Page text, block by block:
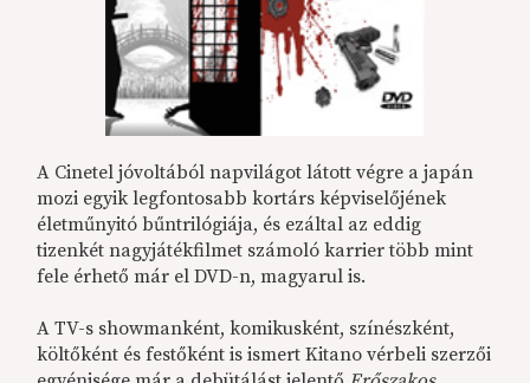
A Cinetel jóvoltából napvilágot látott végre a japán
mozi egyik legfontosabb kortárs képviselőjének
életműnyitó bűntrilógiája, és ezáltal az eddig
tizenkét nagyjátékfilmet számoló karrier több mint
fele érhető már el DVD-n, magyarul is.
A TV-s showmanként, komikusként, színészként,
költőként és festőként is ismert Kitano vérbeli szerzői